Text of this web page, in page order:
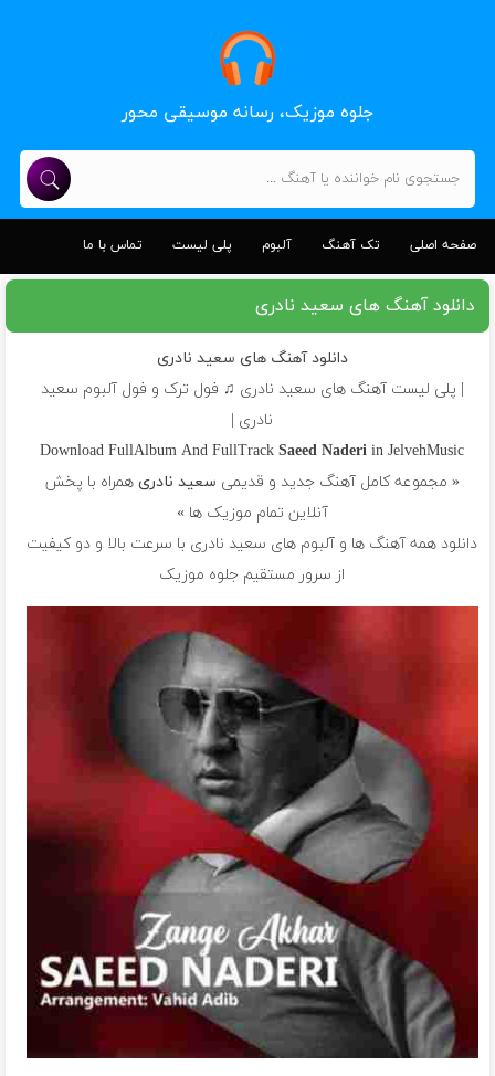
جلوه موزیک، رسانه موسیقی محور
صفحه اصلی تک آهنگ آلبوم پلی لیست تماس با ما
دانلود آهنگ های سعید نادری
دانلود آهنگ های سعید نادری
| پلی لیست آهنگ های سعید نادری ♫ فول ترک و فول آلبوم سعید
نادری |
Download FullAlbum And FullTrackSaeed Naderiin JelvehMusic
« مجموعه کامل آهنگ جدید و قدیمی سعید نادری همراه با پخش
آنلاین تمام موزیک ها »
دانلود همه آهنگ ها و آلبوم های سعید نادری با سرعت بالا و دو کیفیت
از سرور مستقیم جلوه موزیک